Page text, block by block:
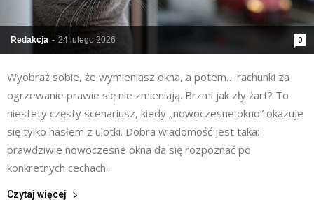
Redakcja - 24 lutego 2026 0
Wyobraź sobie, że wymieniasz okna, a potem… rachunki za
ogrzewanie prawie się nie zmieniają. Brzmi jak zły żart? To
niestety częsty scenariusz, kiedy „nowoczesne okno” okazuje
się tylko hasłem z ulotki. Dobra wiadomość jest taka:
prawdziwie nowoczesne okna da się rozpoznać po
konkretnych cechach...
Czytaj więcej